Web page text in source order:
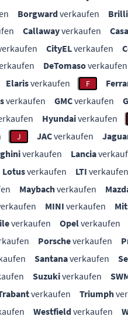
Borgwardverkaufen
Callawayverkaufen
CityELverkaufen
DeTomasoverkaufen
Elarisverkaufen F
verkaufen GMCverkaufen
Hyundaiverkaufen
J JACverkaufen
verkaufen Lancia
Lotusverkaufen LTI verkaufen
Maybachverkaufen
MINI verkaufen
verkaufen Opelverkaufen
Porscheverkaufen
Santanaverkaufen
Suzukiverkaufen
verkaufen Triumph
Westfieldverkaufen